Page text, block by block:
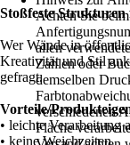
Achten Sie
allen
Zahlen oder
demselben
verschiedenen
Fläche
Stoßfeste
Wer Wände in
Kreativität und Stil
gefragt.
Vorteile/
• leichte Verarbeitung
• keine Weichzeiten